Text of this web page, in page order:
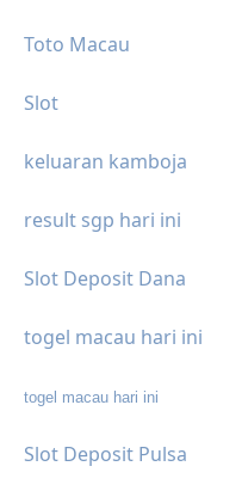
Toto Macau
Slot
keluaran kamboja
result sgp hari ini
Slot Deposit Dana
togel macau hari ini
togel macau hari ini
Slot Deposit Pulsa